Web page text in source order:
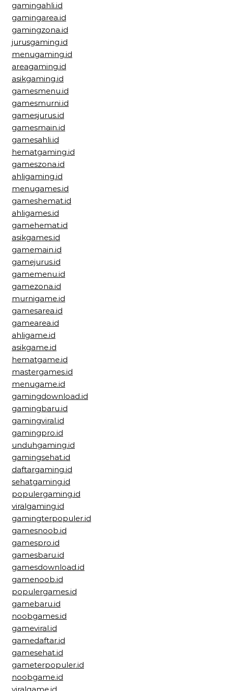
gamingahli.id
gamingarea.id
gamingzona.id
jurusgaming.id
menugaming.id
areagaming.id
asikgaming.id
gamesmenu.id
gamesmurni.id
gamesjurus.id
gamesmain.id
gamesahli.id
hematgaming.id
gameszona.id
ahligaming.id
menugames.id
gameshemat.id
ahligames.id
gamehemat.id
asikgames.id
gamemain.id
gamejurus.id
gamemenu.id
gamezona.id
murnigame.id
gamesarea.id
gamearea.id
ahligame.id
asikgame.id
hematgame.id
mastergames.id
menugame.id
gamingdownload.id
gamingbaru.id
gamingviral.id
gamingpro.id
unduhgaming.id
gamingsehat.id
daftargaming.id
sehatgaming.id
populergaming.id
viralgaming.id
gamingterpopuler.id
gamesnoob.id
gamespro.id
gamesbaru.id
gamesdownload.id
gamenoob.id
populergames.id
gamebaru.id
noobgames.id
gameviral.id
gamedaftar.id
gamesehat.id
gameterpopuler.id
noobgame.id